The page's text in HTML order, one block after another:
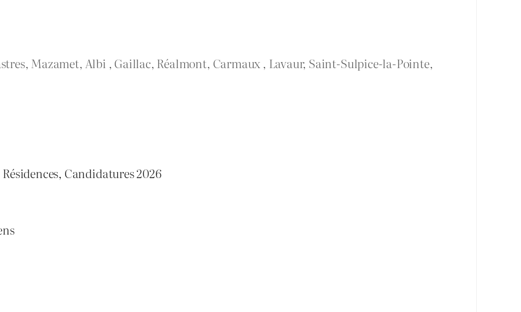
Mazamet, Albi , Gaillac, Réalmont, Carmaux , Lavaur, Saint-Sulpice-la-Pointe,
Candidatures 2026